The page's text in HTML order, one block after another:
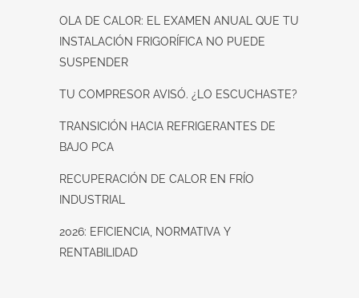
OLA DE CALOR: EL EXAMEN ANUAL QUE TU
INSTALACIÓN FRIGORÍFICA NO PUEDE
SUSPENDER
TU COMPRESOR AVISÓ. ¿LO ESCUCHASTE?
TRANSICIÓN HACIA REFRIGERANTES DE
BAJO PCA
RECUPERACIÓN DE CALOR EN FRÍO
INDUSTRIAL
2026: EFICIENCIA, NORMATIVA Y
RENTABILIDAD